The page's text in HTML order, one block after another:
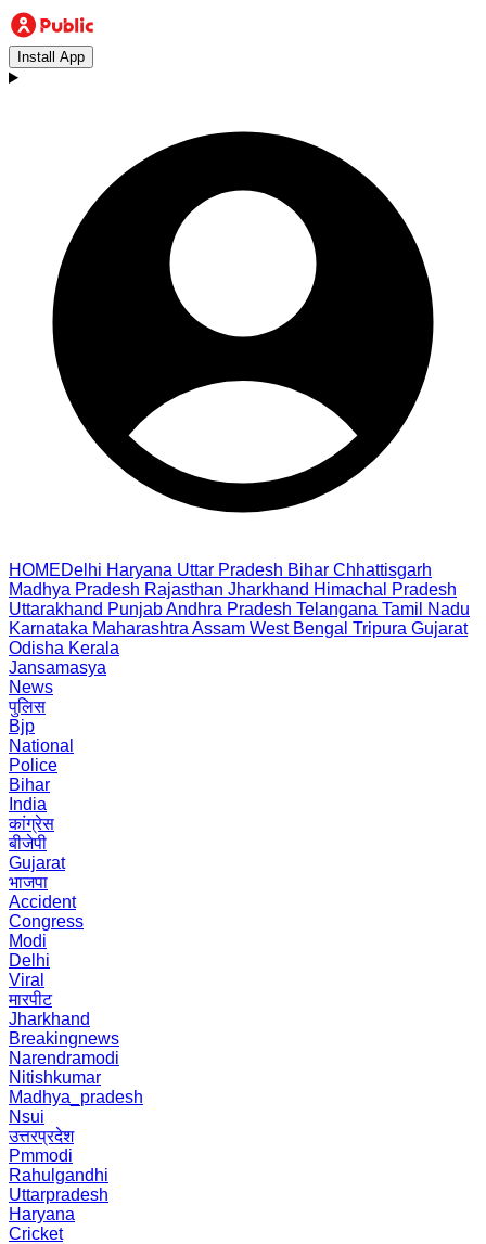
Install App
HOMEDelhi Haryana Uttar Pradesh Bihar Chhattisgarh
Madhya Pradesh Rajasthan Jharkhand Himachal Pradesh
Uttarakhand PunjabAndhra Pradesh Telangana Tamil Nadu
Karnataka Maharashtra Assam West Bengal Tripura Gujarat
Odisha Kerala
Jansamasya
News
पुलिस
Bjp
National
Police
Bihar
India
कांग्रेस
बीजेपी
Gujarat
भाजपा
Accident
Congress
Modi
Delhi
Viral
मारपीट
Jharkhand
Breakingnews
Narendramodi
Nitishkumar
Madhya_pradesh
Nsui
उत्तरप्रदेश
Pmmodi
Rahulgandhi
Uttarpradesh
Haryana
Cricket